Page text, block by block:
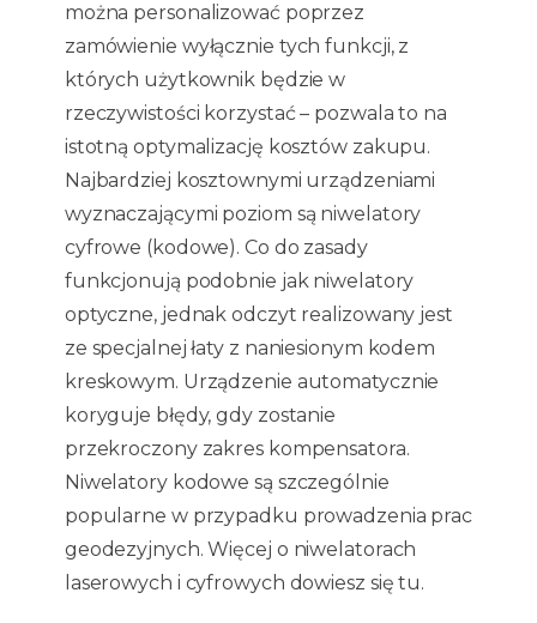
można personalizować poprzez
zamówienie wyłącznie tych funkcji, z
których użytkownik będzie w
rzeczywistości korzystać – pozwala to na
istotną optymalizację kosztów zakupu.
Najbardziej kosztownymi urządzeniami
wyznaczającymi poziom są niwelatory
cyfrowe (kodowe). Co do zasady
funkcjonują podobnie jak niwelatory
optyczne, jednak odczyt realizowany jest
ze specjalnej łaty z naniesionym kodem
kreskowym. Urządzenie automatycznie
koryguje błędy, gdy zostanie
przekroczony zakres kompensatora.
Niwelatory kodowe są szczególnie
popularne w przypadku prowadzenia prac
geodezyjnych. Więcej o niwelatorach
laserowych i cyfrowych dowiesz się tu.